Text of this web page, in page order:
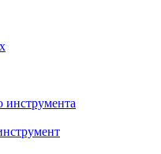
инструмента